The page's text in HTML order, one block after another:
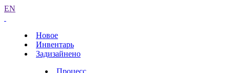
EN
Новое
Инвентарь
Задизайнено
Процесс